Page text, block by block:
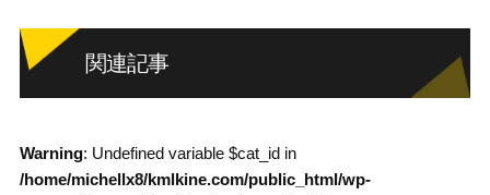
関連記事
Warning: Undefined variable $cat_id in
/home/michellx8/kmlkine.com/public_html/wp-